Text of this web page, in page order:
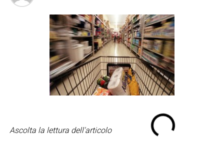
Ascolta la lettura dell'articolo